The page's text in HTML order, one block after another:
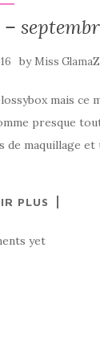
by Miss
mais ce
presque
maquillage et
PLUS
yet